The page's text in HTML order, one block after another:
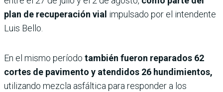
plan de recuperación vial impulsado por el intendente
Luis Bello.
En el mismo período también fueron reparados 62
cortes de pavimento y atendidos 26 hundimientos,
utilizando mezcla asfáltica para responder a los